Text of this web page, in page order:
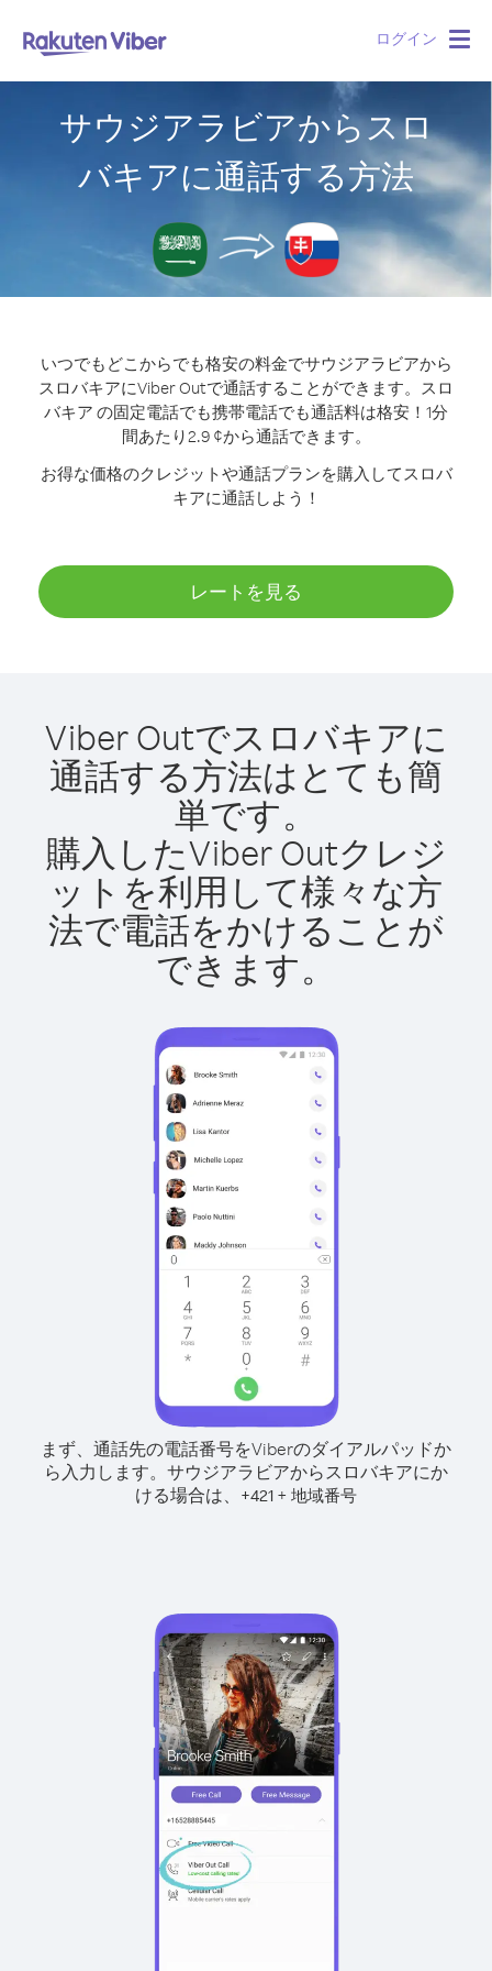
ログイン
サウジアラビアからスロ
バキアに通話する方法
いつでもどこからでも格安の料金でサウジアラビアから
スロバキアにViber Outで通話することができます。 スロ
バキア の固定電話でも携帯電話でも通話料は格安！1分
間あたり2.9 ¢から通話できます。
お得な価格のクレジットや通話プランを購入してスロバ
キアに通話しよう！
レートを見る
Viber Outでスロバキアに
通話する方法はとても簡
単です。
購入したViber Outクレジ
ットを利用して様々な方
法で電話をかけることが
できます。
まず、通話先の電話番号をViberのダイアルパッドか
ら入力します。 サウジアラビアからスロバキアにか
ける場合は、 +421 + 地域番号